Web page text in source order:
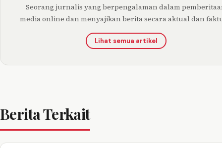
Seorang jurnalis yang berpengalaman dalam
media online dan menyajikan berita secara aktual dan
Lihat semua artikel
Berita Terkait